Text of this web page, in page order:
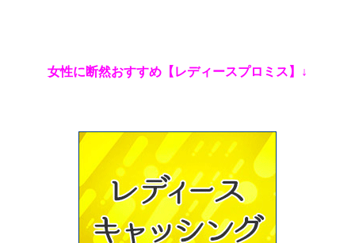
女性に断然おすすめ【レディースプロミス】↓